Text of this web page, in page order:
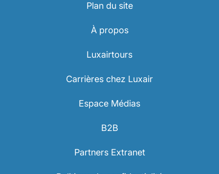
Plan du site
À propos
Luxairtours
Carrières chez Luxair
Espace Médias
B2B
Partners Extranet